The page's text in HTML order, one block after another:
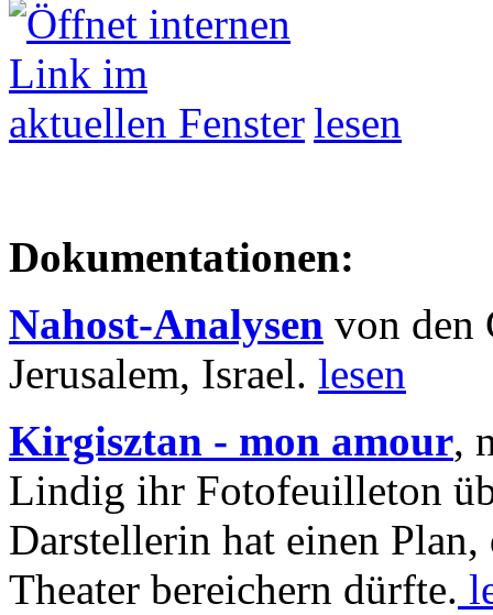
lesen
Dokumentationen:
Nahost-Analysen von den
Jerusalem, Israel. lesen
Kirgisztan - mon amour,
Lindig ihr Fotofeuilleton
Darstellerin hat einen Plan,
Theater bereichern dürfte.